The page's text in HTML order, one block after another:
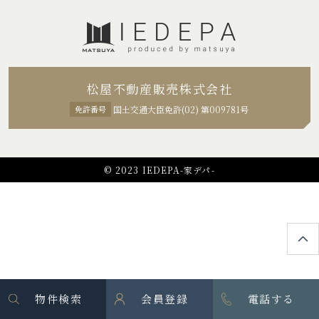
松屋不動産販売株式会社
免許番号 国土交通大臣免許(02) 第009781号
© 2023 IEDEPA-家デパ-
物件検索 会員登録 電話する